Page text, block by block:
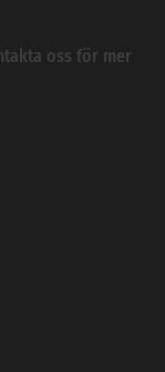
oss för mer